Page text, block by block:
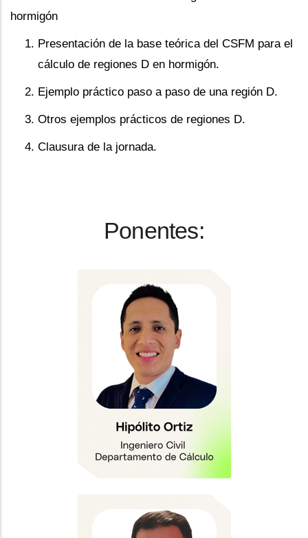
hormigón
Presentación de la base teórica del CSFM para el
cálculo de regiones D en hormigón.
Ejemplo práctico paso a paso de una región D.
Otros ejemplos prácticos de regiones D.
Clausura de la jornada.
Ponentes: